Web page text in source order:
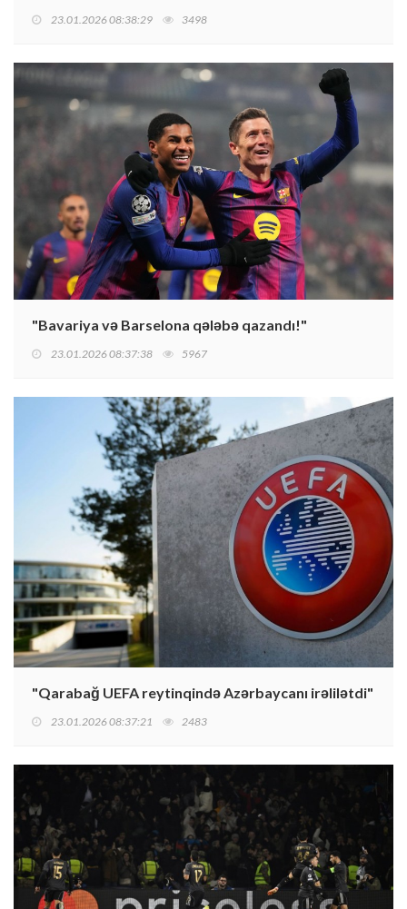
23.01.2026 08:38:29 3498
"Bavariya və Barselona qələbə qazandı!"
23.01.2026 08:37:38 5967
"Qarabağ UEFA reytinqində Azərbaycanı irəlilətdi"
23.01.2026 08:37:21 2483